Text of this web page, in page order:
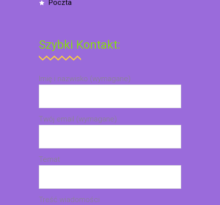
poczta
Szybki Kontakt:
Imię i nazwisko (wymagane)
Twój email (wymagane)
Temat
Treść wiadomości